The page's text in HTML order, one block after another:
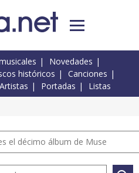
Novedades
históricos
Canciones
Artistas Portadas Listas
el décimo álbum de Muse